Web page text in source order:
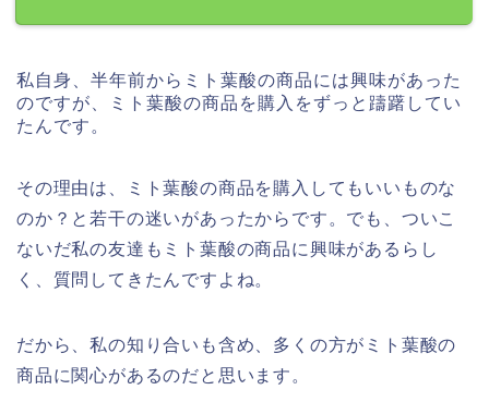
私自身、半年前からミト葉酸の商品には興味があった
のですが、ミト葉酸の商品を購入をずっと躊躇してい
たんです。
その理由は、ミト葉酸の商品を購入してもいいものな
のか？と若干の迷いがあったからです。でも、ついこ
ないだ私の友達もミト葉酸の商品に興味があるらし
く、質問してきたんですよね。
だから、私の知り合いも含め、多くの方がミト葉酸の
商品に関心があるのだと思います。